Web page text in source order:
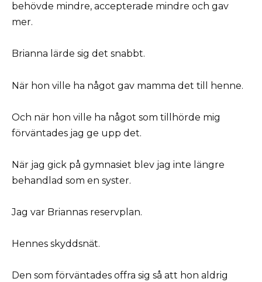
behövde mindre, accepterade mindre och gav
mer.
Brianna lärde sig det snabbt.
När hon ville ha något gav mamma det till henne.
Och när hon ville ha något som tillhörde mig
förväntades jag ge upp det.
När jag gick på gymnasiet blev jag inte längre
behandlad som en syster.
Jag var Briannas reservplan.
Hennes skyddsnät.
Den som förväntades offra sig så att hon aldrig